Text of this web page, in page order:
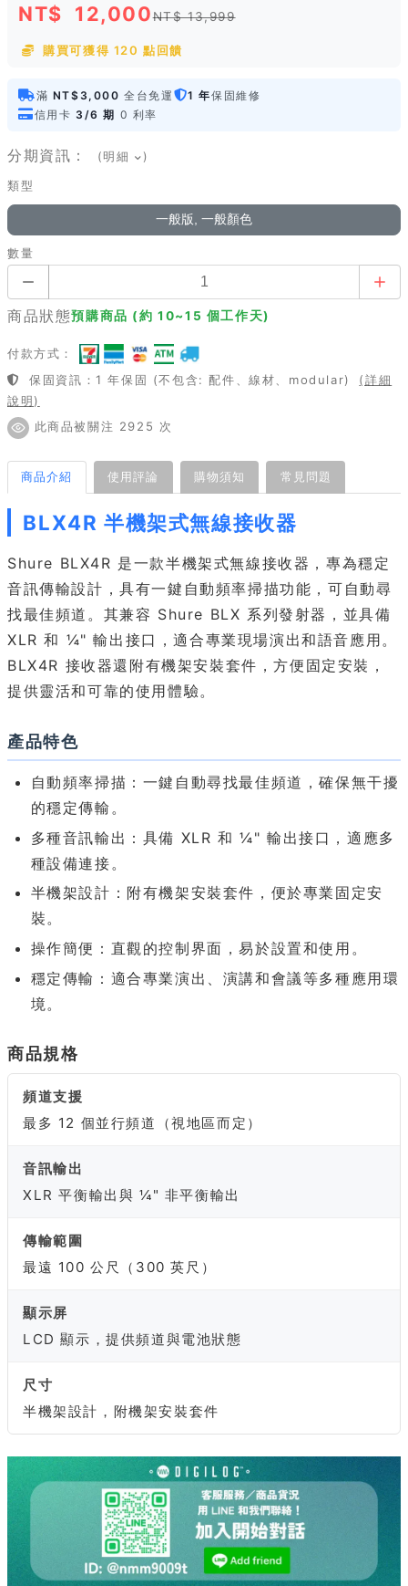
NT$ 12,000NT$ 13,999
購買可獲得 120 點回饋
滿 NT$3,000 全台免運 1 年保固維修
信用卡 3/6 期 0 利率
分期資訊： (明細 )
類型
一般版, 一般顏色
數量
商品狀態預購商品 (約 10~15 個工作天)
付款方式：
保固資訊：1 年保固 (不包含: 配件、線材、modular)
(詳細
說明)
此商品被關注 2925 次
商品介紹 使用評論 購物須知 常見問題
BLX4R 半機架式無線接收器
Shure BLX4R 是一款半機架式無線接收器，專為穩定
音訊傳輸設計，具有一鍵自動頻率掃描功能，可自動尋
找最佳頻道。其兼容 Shure BLX 系列發射器，並具備
XLR 和 ¼" 輸出接口，適合專業現場演出和語音應用。
BLX4R 接收器還附有機架安裝套件，方便固定安裝，
提供靈活和可靠的使用體驗。
產品特色
自動頻率掃描：一鍵自動尋找最佳頻道，確保無干擾
的穩定傳輸。
多種音訊輸出：具備 XLR 和 ¼" 輸出接口，適應多
種設備連接。
半機架設計：附有機架安裝套件，便於專業固定安
裝。
操作簡便：直觀的控制界面，易於設置和使用。
穩定傳輸：適合專業演出、演講和會議等多種應用環
境。
商品規格
頻道支援
最多 12 個並行頻道（視地區而定）
音訊輸出
XLR 平衡輸出與 ¼" 非平衡輸出
傳輸範圍
最遠 100 公尺（300 英尺）
顯示屏
LCD 顯示，提供頻道與電池狀態
尺寸
半機架設計，附機架安裝套件